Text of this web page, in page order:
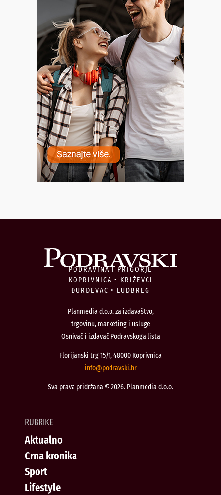
PODRAVINA I PRIGORJE
KOPRIVNICA • KRIŽEVCI
ĐURĐEVAC • LUDBREG
Planmedia d.o.o. za izdavaštvo,
trgovinu, marketing i usluge
Osnivač i izdavač Podravskoga lista
Florijanski trg 15/1, 48000 Koprivnica
rh.iksvardop
@ofni
Sva prava pridržana © 2026. Planmedia d.o.o.
RUBRIKE
Aktualno
Crna kronika
Sport
Lifestyle